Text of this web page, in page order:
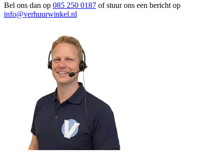
Bel ons dan op 085 250 0187 of stuur ons een bericht op
info@verhuurwinkel.nl